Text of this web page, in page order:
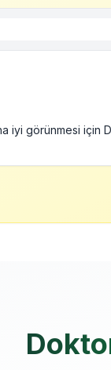
iyi görünmesi için